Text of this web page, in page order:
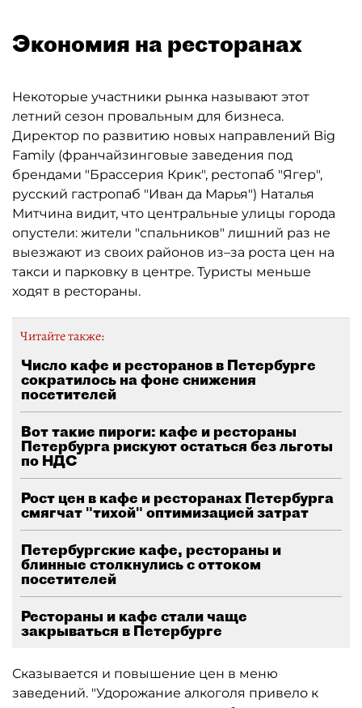
Экономия на ресторанах
Некоторые участники рынка называют этот
летний сезон провальным для бизнеса.
Директор по развитию новых направлений Big
Family (франчайзинговые заведения под
брендами "Брассерия Крик", рестопаб "Ягер",
русский гастропаб "Иван да Марья") Наталья
Митчина видит, что центральные улицы города
опустели: жители "спальников" лишний раз не
выезжают из своих районов из–за роста цен на
такси и парковку в центре. Туристы меньше
ходят в рестораны.
Читайте также:
Число кафе и ресторанов в Петербурге
сократилось на фоне снижения
посетителей
Вот такие пироги: кафе и рестораны
Петербурга рискуют остаться без льготы
по НДС
Рост цен в кафе и ресторанах Петербурга
смягчат "тихой" оптимизацией затрат
Петербургские кафе, рестораны и
блинные столкнулись с оттоком
посетителей
Рестораны и кафе стали чаще
закрываться в Петербурге
Сказывается и повышение цен в меню
заведений. "Удорожание алкоголя привело к